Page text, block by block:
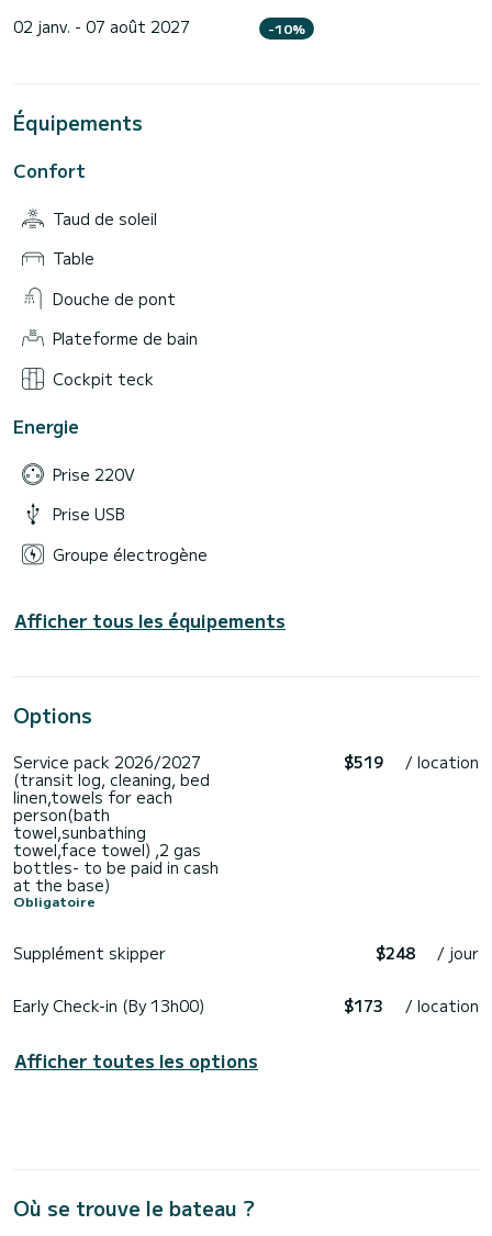
02 janv. - 07 août 2027 -10%
Équipements
Confort
Taud de soleil
Table
Douche de pont
Plateforme de bain
Cockpit teck
Energie
Prise 220V
Prise USB
Groupe électrogène
Afficher tous les équipements
Options
Service pack 2026/2027
(transit log, cleaning, bed
linen,towels for each
person(bath
towel,sunbathing
towel,face towel) ,2 gas
bottles- to be paid in cash
at the base)
Obligatoire
$519 / location
Supplément skipper $248 / jour
Early Check-in (By 13h00) $173 / location
Afficher toutes les options
Où se trouve le bateau ?